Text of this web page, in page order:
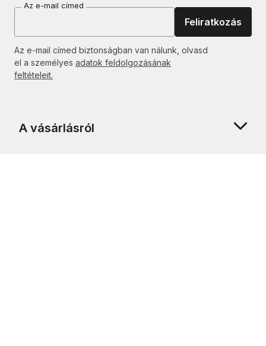
Az e-mail címed
Feliratkozás
Az e-mail címed biztonságban van nálunk, olvasd
el a személyes adatok feldolgozásának
feltételeit.
A vásárlásról